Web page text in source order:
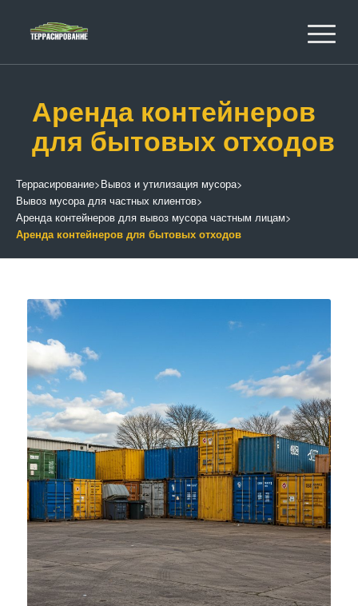
Аренда контейнеров
для бытовых отходов
Террасирование>Вывоз и утилизация мусора>
Вывоз мусора для частных клиентов>
Аренда контейнеров для вывоз мусора частным лицам>
Аренда контейнеров для бытовых отходов